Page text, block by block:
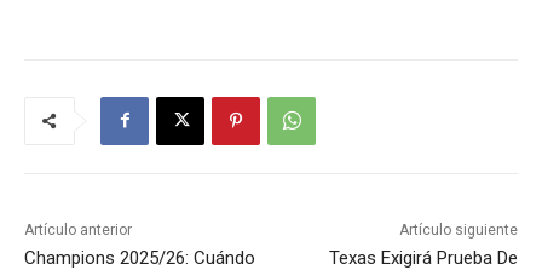
Artículo anterior
Champions 2025/26: Cuándo
Artículo siguiente
Texas Exigirá Prueba De